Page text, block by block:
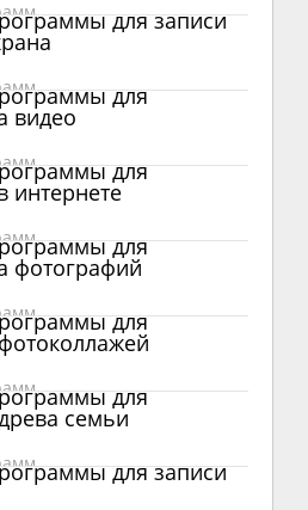
для записи
для
видео
для
интернете
для
фотографий
для
для
семьи
для записи